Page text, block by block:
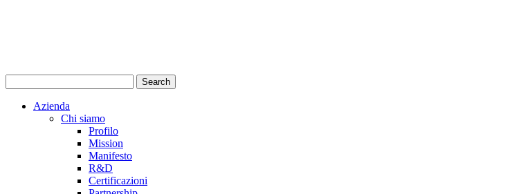
Azienda
Chi siamo
Profilo
Mission
Manifesto
R&D
Certificazioni